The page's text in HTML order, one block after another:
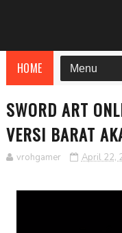
HOME
SWORD ART
VERSI BARAT
vrohgamer April 22,